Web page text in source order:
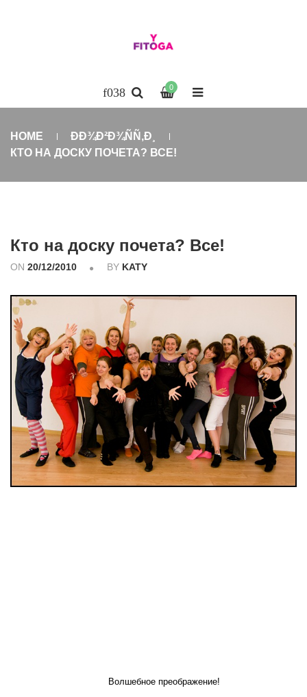
0
HOME
ÐÐ¾Ð²Ð¾ÑÑ‚Ð¸
КТО НА ДОСКУ ПОЧЕТА? ВСЕ!
Кто на доску почета? Все!
ON 20/12/2010 BY KATY
Волшебное преображение!